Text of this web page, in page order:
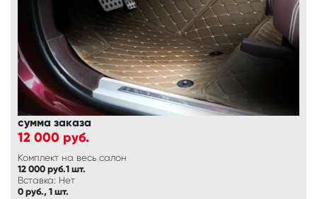
сумма заказа
12 000 руб.
Комплект на весь салон
12 000 руб.1 шт.
Вставка: Нет
0 руб., 1 шт.